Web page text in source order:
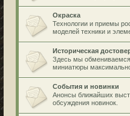
Окраска
Технологии и приемы
моделей техники и
Историческая
Здесь мы
миниатюры
События и новинки
Анонсы ближайших
обсуждения новинок.